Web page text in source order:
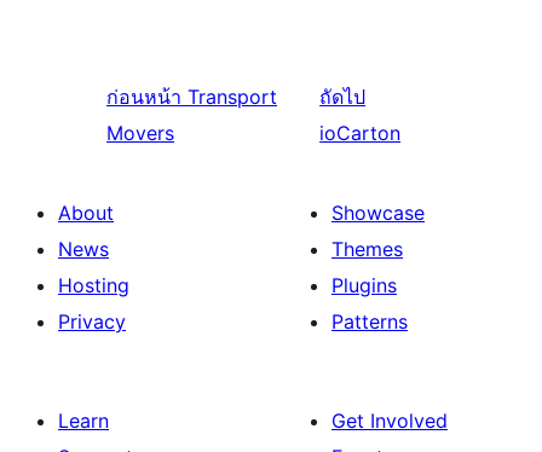
ก่อนหน้า Transport
Movers
ถัดไป
ioCarton
About
News
Hosting
Privacy
Showcase
Themes
Plugins
Patterns
Learn
Get Involved